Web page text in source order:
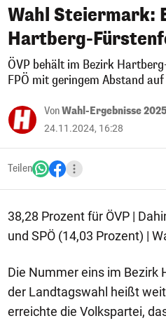
Wahl Steiermark:
Hartberg-
ÖVP behält im Bezirk
FPÖ mit geringem Abstand auf
VonWahl-Ergebnisse 2025
24.11.2024, 16:28
Teilen
38,28 Prozent für ÖVP |
und SPÖ (14,03 Prozent) |
Die Nummer eins im Bezirk
der Landtagswahl heißt
erreichte die Volkspartei,